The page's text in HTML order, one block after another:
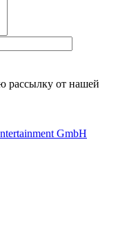
рассылку от нашей